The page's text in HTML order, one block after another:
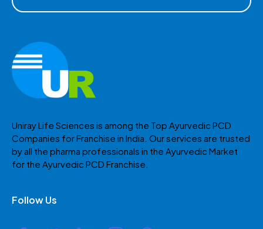
Uniray Life Sciences is among the Top Ayurvedic PCD
Companies for Franchise in India. Our services are trusted
by all the pharma professionals in the Ayurvedic Market
for the Ayurvedic PCD Franchise.
Follow Us